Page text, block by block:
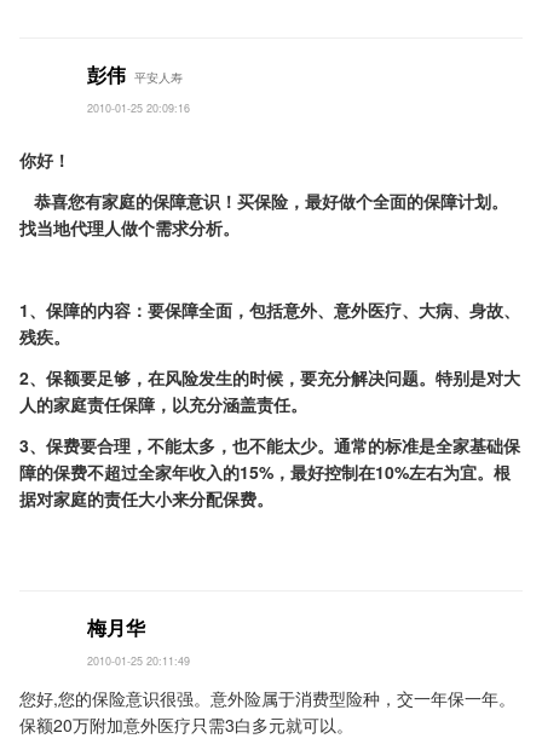
彭伟 平安人寿
2010-01-25 20:09:16
你好！
恭喜您有家庭的保障意识！买保险，最好做个全面的保障计划。
找当地代理人做个需求分析。
1、保障的内容：要保障全面，包括意外、意外医疗、大病、身故、
残疾。
2、保额要足够，在风险发生的时候，要充分解决问题。特别是对大
人的家庭责任保障，以充分涵盖责任。
3、保费要合理，不能太多，也不能太少。通常的标准是全家基础保
障的保费不超过全家年收入的15%， 最好控制在10%左右为宜。根
据对家庭的责任大小来分配保费。
梅月华
2010-01-25 20:11:49
您好,您的保险意识很强。意外险属于消费型险种，交一年保一年。
保额20万附加意外医疗只需3白多元就可以。